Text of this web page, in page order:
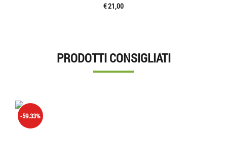
€ 21,00
PRODOTTI CONSIGLIATI
-59.33%